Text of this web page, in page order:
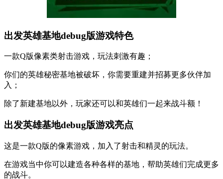
出发英雄基地debug版游戏特色
一款Q版像素类射击游戏，玩法刺激有趣；
你们的英雄秘密基地被破坏，你需要重建并招募更多伙伴加
入；
除了新建基地以外，玩家还可以和英雄们一起来战斗额！
出发英雄基地debug版游戏亮点
这是一款Q版的像素游戏，加入了射击和精灵的玩法。
在游戏当中你可以建造各种各样的基地，帮助英雄们完成更多
的战斗。